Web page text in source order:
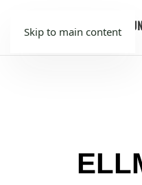
Skip to main content
TIROL